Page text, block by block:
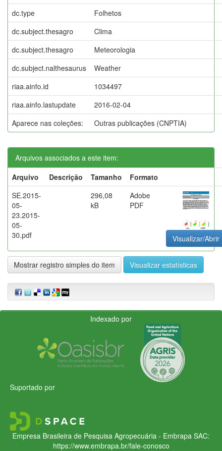
dc.type
Folhetos
dc.subject.thesagro
Clima
dc.subject.thesagro
Meteorologia
dc.subject.nalthesaurus
Weather
riaa.ainfo.id
1034497
riaa.ainfo.lastupdate
2016-02-04
Aparece nas coleções:
Outras publicações (CNPTIA)
Arquivos associados a este item:
Arquivo
Descrição Tamanho
Formato
SE.2015-
05-
23.2015-
05-
30.pdf
296,08
kB
Adobe
PDF
Visualizar/Abrir
Mostrar registro simples do item Visualizar estatísticas
Indexado por
Suportado por
Empresa Brasileira de Pesquisa Agropecuária - Embrapa SAC:
https://www.embrapa.br/fale-conosco